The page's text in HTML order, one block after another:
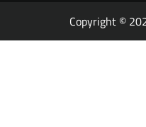
Copyright ©